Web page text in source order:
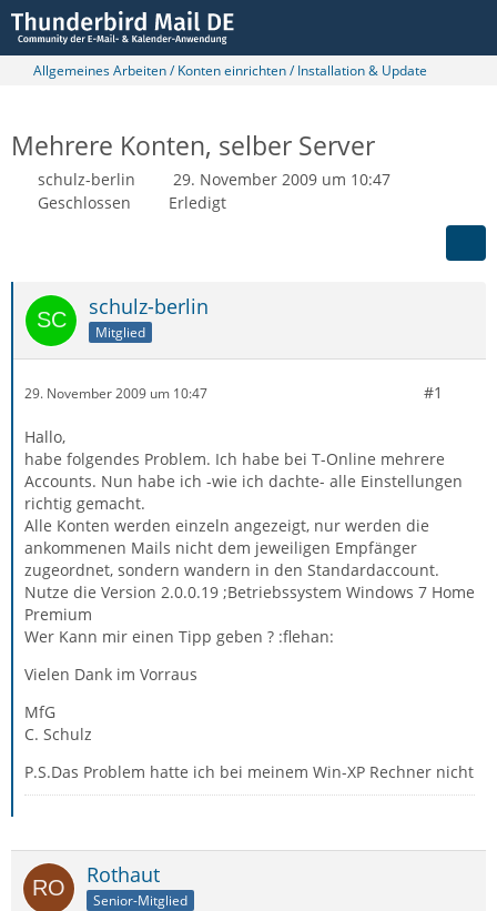
Allgemeines Arbeiten / Konten einrichten / Installation & Update
Mehrere Konten, selber Server
schulz-berlin
29. November 2009 um 10:47
Geschlossen
Erledigt
schulz-berlin
Mitglied
29. November 2009 um 10:47 #1
Hallo,
habe folgendes Problem. Ich habe bei T-Online mehrere
Accounts. Nun habe ich -wie ich dachte- alle Einstellungen
richtig gemacht.
Alle Konten werden einzeln angezeigt, nur werden die
ankommenen Mails nicht dem jeweiligen Empfänger
zugeordnet, sondern wandern in den Standardaccount.
Nutze die Version 2.0.0.19 ;Betriebssystem Windows 7 Home
Premium
Wer Kann mir einen Tipp geben ? :flehan:
Vielen Dank im Vorraus
MfG
C. Schulz
P.S.Das Problem hatte ich bei meinem Win-XP Rechner nicht
Rothaut
Senior-Mitglied